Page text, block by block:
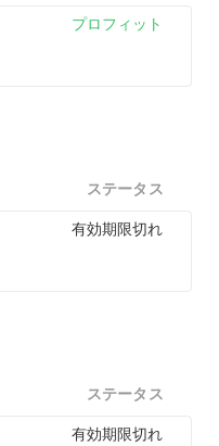
プロフィット
ステータス
有効期限切れ
ステータス
有効期限切れ